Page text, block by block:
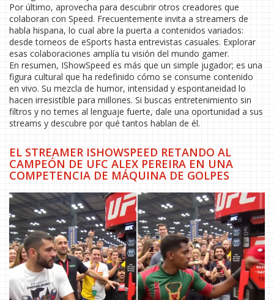
Por último, aprovecha para descubrir otros creadores que
colaboran con Speed. Frecuentemente invita a streamers de
habla hispana, lo cual abre la puerta a contenidos variados:
desde torneos de eSports hasta entrevistas casuales. Explorar
esas colaboraciones amplía tu visión del mundo gamer.
En resumen, IShowSpeed es más que un simple jugador; es una
figura cultural que ha redefinido cómo se consume contenido
en vivo. Su mezcla de humor, intensidad y espontaneidad lo
hacen irresistíble para millones. Si buscas entretenimiento sin
filtros y no temes al lenguaje fuerte, dale una oportunidad a sus
streams y descubre por qué tantos hablan de él.
EL STREAMER ISHOWSPEED RETANDO AL
CAMPEÓN DE UFC ALEX PEREIRA EN UNA
COMPETENCIA DE MÁQUINA DE GOLPES